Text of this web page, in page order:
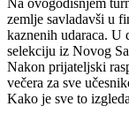
zemlje savladavši u
kaznenih udaraca. U
selekciju iz Novog
Nakon prijateljski
večera za sve
Kako je sve to